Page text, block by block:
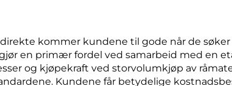
kommer kundene til gode når de
en primær fordel ved samarbeid med en
og kjøpekraft ved storvolumkjøp av
Kundene får betydelige